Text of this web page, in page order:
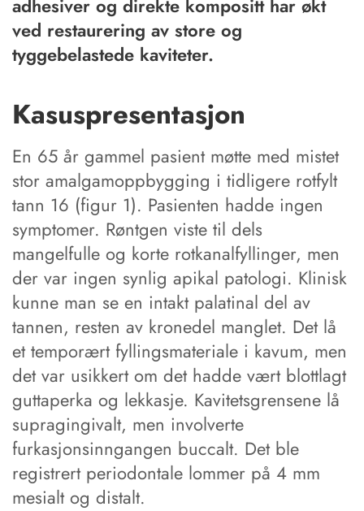
adhesiver og direkte kompositt har økt
ved restaurering av store og
tyggebelastede kaviteter.
Kasuspresentasjon
En 65 år gammel pasient møtte med mistet
stor amalgamoppbygging i tidligere rotfylt
tann 16 (figur 1). Pasienten hadde ingen
symptomer. Røntgen viste til dels
mangelfulle og korte rotkanalfyllinger, men
der var ingen synlig apikal patologi. Klinisk
kunne man se en intakt palatinal del av
tannen, resten av kronedel manglet. Det lå
et temporært fyllingsmateriale i kavum, men
det var usikkert om det hadde vært blottlagt
guttaperka og lekkasje. Kavitetsgrensene lå
supragingivalt, men involverte
furkasjonsinngangen buccalt. Det ble
registrert periodontale lommer på 4 mm
mesialt og distalt.